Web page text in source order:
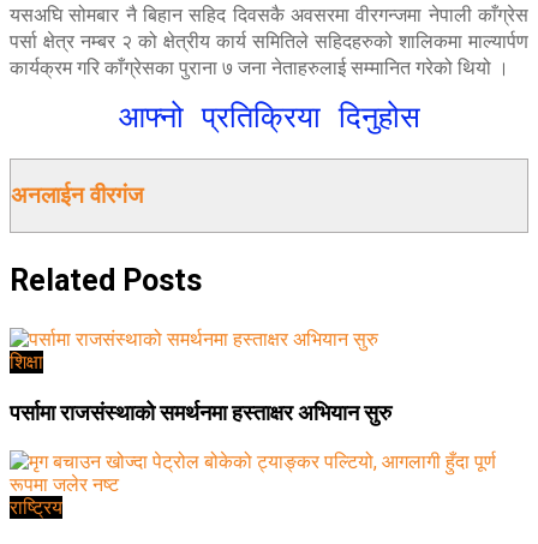
यसअघि सोमबार नै बिहान सहिद दिवसकै अवसरमा वीरगन्जमा नेपाली काँग्रेस
पर्सा क्षेत्र नम्बर २ को क्षेत्रीय कार्य समितिले सहिदहरुको शालिकमा माल्यार्पण
कार्यक्रम गरि काँग्रेसका पुराना ७ जना नेताहरुलाई सम्मानित गरेको थियो ।
आफ्नो प्रतिक्रिया दिनुहोस
अनलाईन वीरगंज
Related Posts
शिक्षा
पर्सामा राजसंस्थाको समर्थनमा हस्ताक्षर अभियान सुरु
राष्ट्रिय